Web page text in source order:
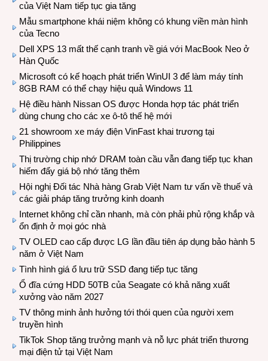
của Việt Nam tiếp tục gia tăng
Mẫu smartphone khái niệm không có khung viền màn hình
của Tecno
Dell XPS 13 mất thế cạnh tranh về giá với MacBook Neo ở
Hàn Quốc
Microsoft có kế hoạch phát triển WinUI 3 để làm máy tính
8GB RAM có thể chạy hiệu quả Windows 11
Hệ điều hành Nissan OS được Honda hợp tác phát triển
dùng chung cho các xe ô-tô thế hệ mới
21 showroom xe máy điện VinFast khai trương tại
Philippines
Thị trường chip nhớ DRAM toàn cầu vẫn đang tiếp tục khan
hiếm đẩy giá bộ nhớ tăng thêm
Hội nghị Đối tác Nhà hàng Grab Việt Nam tư vấn về thuế và
các giải pháp tăng trưởng kinh doanh
Internet không chỉ cần nhanh, mà còn phải phủ rộng khắp và
ổn định ở mọi góc nhà
TV OLED cao cấp được LG lần đầu tiên áp dụng bảo hành 5
năm ở Việt Nam
Tình hình giá ổ lưu trữ SSD đang tiếp tục tăng
Ổ đĩa cứng HDD 50TB của Seagate có khả năng xuất
xưởng vào năm 2027
TV thông minh ảnh hưởng tới thói quen của người xem
truyền hình
TikTok Shop tăng trưởng mạnh và nỗ lực phát triển thương
mại điện tử tại Việt Nam